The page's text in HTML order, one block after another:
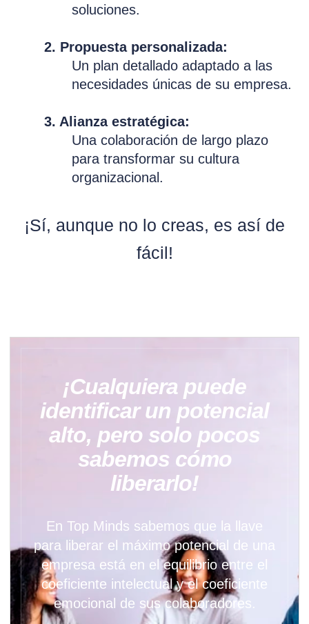
soluciones.
2. Propuesta personalizada:
Un plan detallado adaptado a las
necesidades únicas de su empresa.
3. Alianza estratégica:
Una colaboración de largo plazo
para transformar su cultura
organizacional.
¡Sí, aunque no lo creas, es así de
fácil!
¡Cualquiera puede
identificar un potencial
alto, pero solo pocos
sabemos cómo
liberarlo!
En Top Minds sabemos que la llave
para liberar el máximo potencial de una
empresa está en el equilibrio entre el
coeficiente intelectual y el coeficiente
emocional de sus colaboradores.